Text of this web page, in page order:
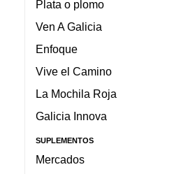
Plata o plomo
Ven A Galicia
Enfoque
Vive el Camino
La Mochila Roja
Galicia Innova
SUPLEMENTOS
Mercados